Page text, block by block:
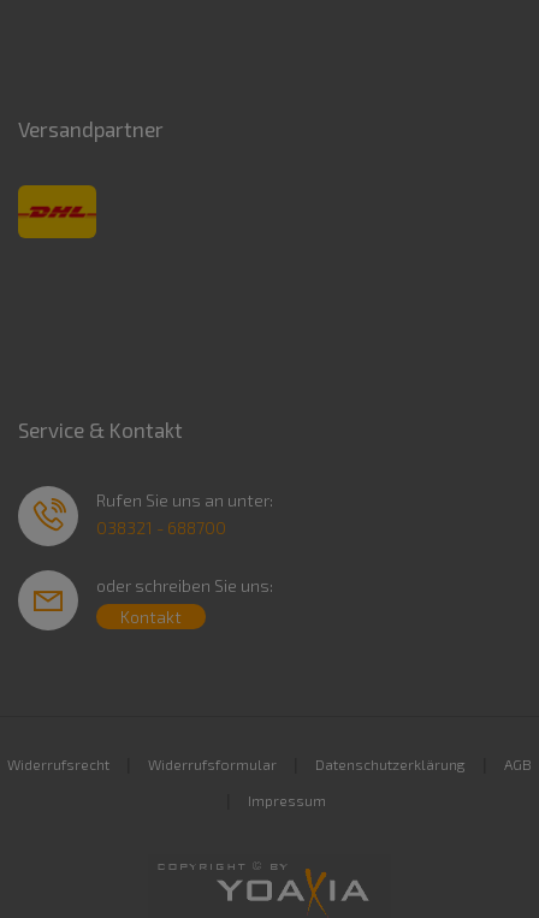
Versandpartner
Service & Kontakt
Rufen Sie uns an unter:
038321 - 688700
oder schreiben Sie uns:
Kontakt
Widerrufsrecht Widerrufsformular Datenschutzerklärung AGB
Impressum